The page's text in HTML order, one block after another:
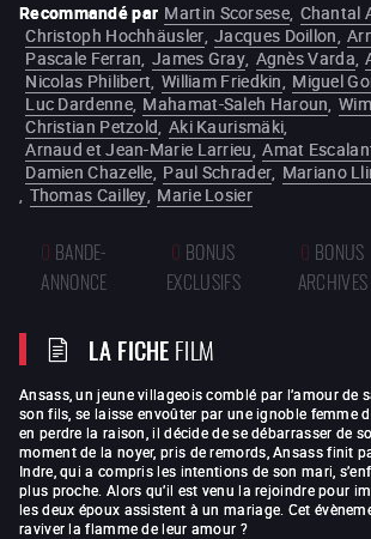
Recommandé par Martin Scorsese, Chantal
Christoph Hochhäusler, Jacques Doillon,
Pascale Ferran, James Gray, Agnès Varda,
Nicolas Philibert, William Friedkin, Miguel
Luc Dardenne, Mahamat-Saleh Haroun,
Christian Petzold, Aki Kaurismäki,
Arnaud et Jean-Marie Larrieu, Amat
Damien Chazelle, Paul Schrader, Mariano
, Thomas Cailley, Marie Losier
0 BANDE-
ANNONCE
0 BONUS
EXCLUSIFS
0 BONUS
ARCHIVES
LA FICHEFILM
Ansass, un jeune villageois comblé par l’amour de
son fils, se laisse envoûter par une ignoble femme
en perdre la raison, il décide de se débarrasser de
moment de la noyer, pris de remords, Ansass finit
Indre, qui a compris les intentions de son mari,
plus proche. Alors qu’il est venu la rejoindre pour
les deux époux assistent à un mariage. Cet
raviver la flamme de leur amour ?